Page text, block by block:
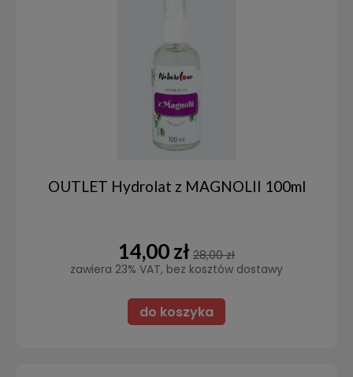
OUTLET Hydrolat z MAGNOLII 100ml
14,00 zł 28,00 zł
zawiera 23% VAT, bez kosztów dostawy
do koszyka